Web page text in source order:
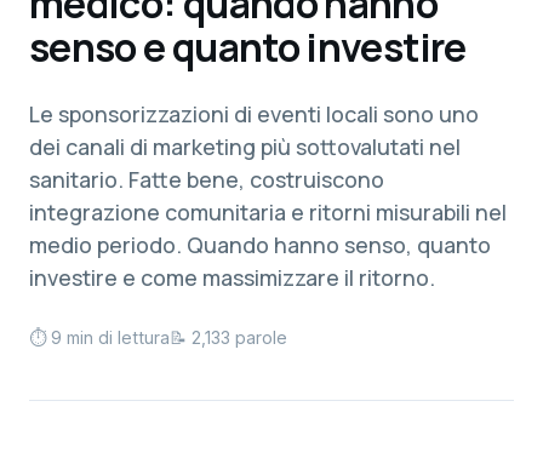
senso e quanto investire
Le sponsorizzazioni di eventi locali sono uno
dei canali di marketing più sottovalutati nel
sanitario. Fatte bene, costruiscono
integrazione comunitaria e ritorni misurabili nel
medio periodo. Quando hanno senso, quanto
investire e come massimizzare il ritorno.
⏱ 9 min di lettura📝 2,133 parole